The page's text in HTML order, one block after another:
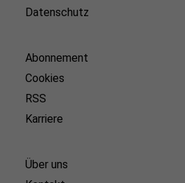
Datenschutz
Abonnement
Cookies
RSS
Karriere
Über uns